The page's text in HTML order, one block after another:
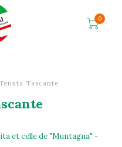
0
Tenuta Tascante
et celle de "Muntagna" -